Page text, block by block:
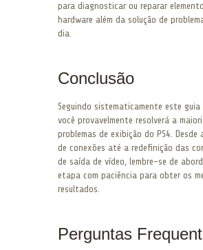
para diagnosticar ou reparar
hardware além da solução de
dia.
Conclusão
Seguindo sistematicamente este guia
você provavelmente resolverá a
problemas de exibição do PS4. Desde
de conexões até a redefinição das
de saída de vídeo, lembre-se de
etapa com paciência para obter os
resultados.
Perguntas